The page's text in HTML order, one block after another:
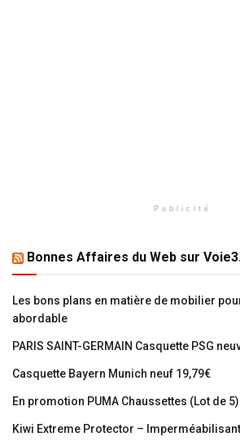
Publicité
Bonnes Affaires du Web sur
Les bons plans en matière de mobilier
abordable
PARIS SAINT-GERMAIN Casquette PSG
Casquette Bayern Munich neuf 19,79€
En promotion PUMA Chaussettes (Lot de
Kiwi Extreme Protector –